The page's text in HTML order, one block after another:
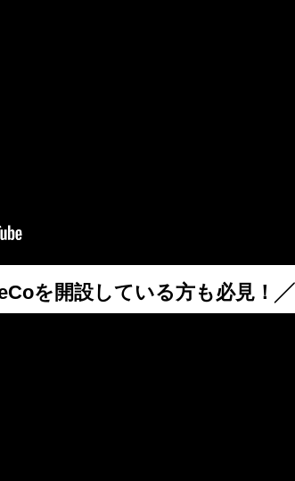
を開設している方も必見！╱